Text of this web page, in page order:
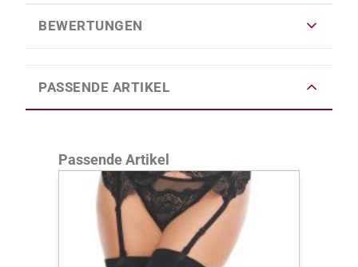
BEWERTUNGEN
PASSENDE ARTIKEL
Produktgalerie überspringen
Passende Artikel